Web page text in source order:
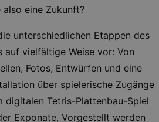
eine Zukunft?
unterschiedlichen Etappen des
auf vielfältige Weise vor: Von
Fotos, Entwürfen und eine
über spielerische Zugänge
digitalen Tetris-Plattenbau-Spiel
Exponate. Vorgestellt werden